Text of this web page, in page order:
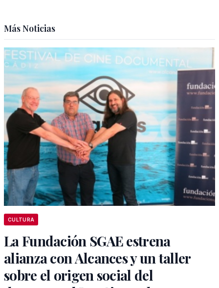
Más Noticias
CULTURA
La Fundación SGAE estrena
alianza con Alcances y un taller
sobre el origen social del